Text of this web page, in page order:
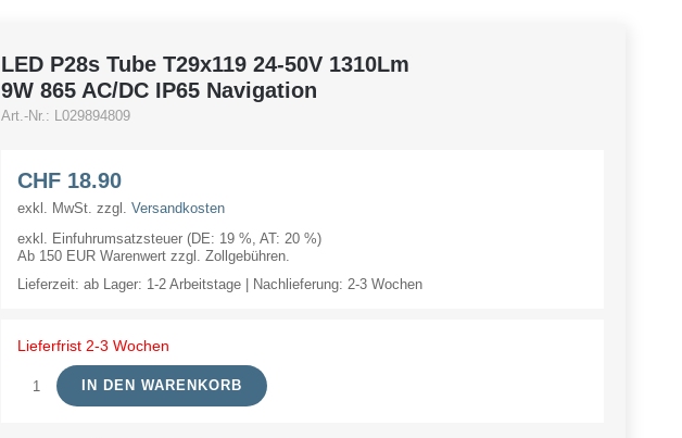
LED P28s Tube T29x119 24-50V 1310Lm
9W 865 AC/DC IP65 Navigation
Art.-Nr.: L029894809
CHF18.90
exkl. MwSt. zzgl. Versandkosten
exkl. Einfuhrumsatzsteuer (DE: 19 %, AT: 20 %)
Ab 150 EUR Warenwert zzgl. Zollgebühren.
Lieferzeit: ab Lager: 1-2 Arbeitstage | Nachlieferung: 2-3 Wochen
Lieferfrist 2-3 Wochen
LED
IN DEN WARENKORB